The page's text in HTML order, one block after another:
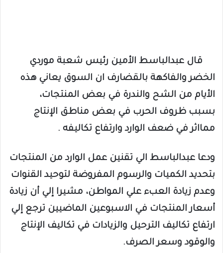
قال عبدالباسط الأمين رئيس شعبة موردي
الخضر والفاكهة بالقضارف ان السوق يعاني هذه
الأيام من الشح والندرة في بعض المنتجات،
بسبب ظروف الحرب في بعض مناطق الإنتاج
ممااثر في ضعف الوارد وارتفاع تكاليفه .
ودعا عبدالباسط الي تقنين عمل الوارد من المنتجات
بتحديد الكميات والرسوم المفروضة لتوحيد القنوات
وعدم زيادة العبء علي المواطن، مشيرا إلي أن زيادة
أسعار المنتجات في الاسبوعين الماضيين ترجع إلي
ارتفاع تكاليف الترحيل والزيادات في تكاليف الإنتاج
والوقود وسعر الصرف.